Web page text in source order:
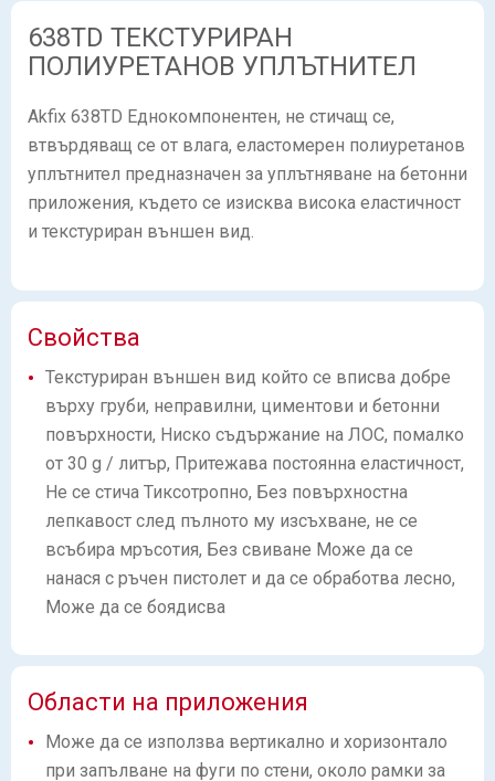
638TD ТЕКСТУРИРАН
ПОЛИУРЕТАНОВ УПЛЪТНИТЕЛ
Akfix 638TD Еднокомпонентен, не стичащ се,
втвърдяващ се от влага, еластомерен полиуретанов
уплътнител предназначен за уплътняване на бетонни
приложения, където се изисква висока еластичност
и текстуриран външен вид.
Свойства
Текстуриран външен вид който се вписва добре
върху груби, неправилни, циментови и бетонни
повърхности, Ниско съдържание на ЛОС, помалко
от 30 g / литър, Притежава постоянна еластичност,
Не се стича Тиксотропно, Без повърхностна
лепкавост след пълното му изсъхване, не се
всъбира мръсотия, Без свиване Може да се
нанася с ръчен пистолет и да се обработва лесно,
Може да се боядисва
Области на приложения
Може да се използва вертикално и хоризонтало
при запълване на фуги по стени, около рамки за